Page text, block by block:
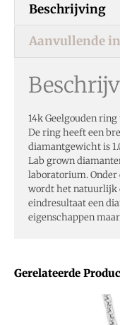
Gerelateerde
Beschrijving
Aanvullende
14k Geelgouden
De ring heeft een
diamantgewicht is
Lab grown
laboratorium.
wordt het natuurlijk
eindresultaat een
eigenschappen